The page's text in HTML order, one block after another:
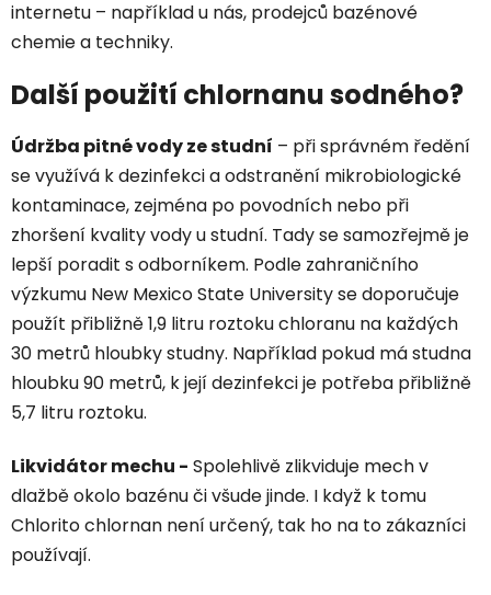
internetu – například u nás, prodejců bazénové
chemie a techniky.
Další použití chlornanu sodného?
Údržba pitné vody ze studní – při správném ředění
se využívá k dezinfekci a odstranění mikrobiologické
kontaminace, zejména po povodních nebo při
zhoršení kvality vody u studní. Tady se samozřejmě je
lepší poradit s odborníkem. Podle zahraničního
výzkumu New Mexico State University se doporučuje
použít přibližně1,9 litru roztoku chloranu na každých
30 metrů hloubky studny. Například pokud má studna
hloubku 90 metrů, k její dezinfekci je potřeba přibližně
5,7 litru roztoku.
Likvidátor mechu - Spolehlivě zlikviduje mech v
dlažbě okolo bazénu či všude jinde. I když k tomu
Chlorito chlornan není určený, tak ho na to zákazníci
používají.